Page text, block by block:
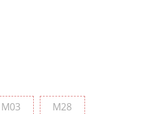
M03M03 M28M28